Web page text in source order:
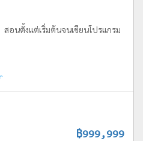
สอนตั้งแต่เริ่มต้นจนเขียนโปรแกรม
฿999,999